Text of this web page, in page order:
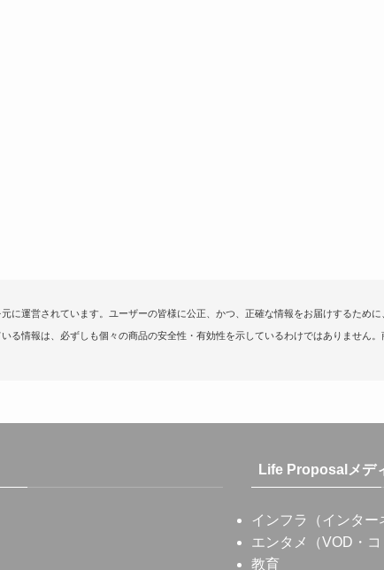
に運営されています。ユーザーの皆様に公正、かつ、正確な情報をお届けするため
いる情報は、必ずしも個々の商品の安全性・有効性を示しているわけではありません
Life Proposalメデ
インフラ（インター
エンタメ（VOD・コ
教育